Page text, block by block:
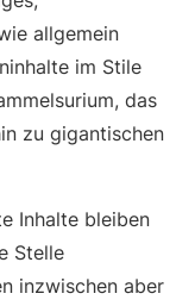
allgemein
im Stile
das
zu gigantischen
Inhalte bleiben
Stelle
inzwischen aber